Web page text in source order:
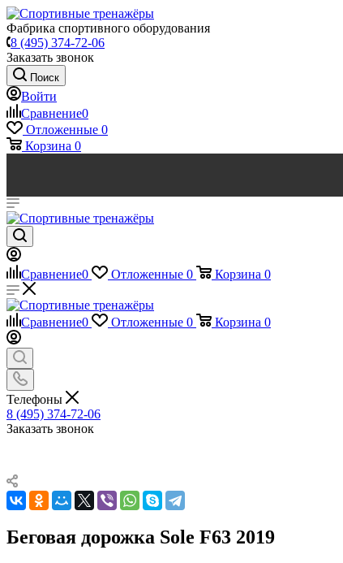
Фабрика спортивного оборудования
8 (495) 374-72-06
Заказать звонок
Поиск
Войти
Сравнение0
Отложенные 0
Корзина 0
Сравнение0 Отложенные 0 Корзина 0
Сравнение0 Отложенные 0 Корзина 0
Телефоны
8 (495) 374-72-06
Заказать звонок
Беговая дорожка Sole F63 2019